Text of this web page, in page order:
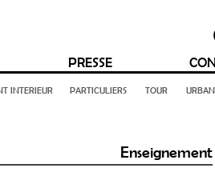
PRESSE
INTERIEUR PARTICULIERS TOUR
Enseignement